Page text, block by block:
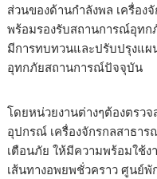
ส่วนของด้านกำลังพล เครื่อง
พร้อมรองรับสถานการณ์อุท
มีการทบทวนและปรับปรุงแ
อุทกภัยสถานการณ์ปัจจุบัน
โดยหน่วยงานต่างๆต้องตรว
อุปกรณ์ เครื่องจักรกลสาธาร
เตือนภัย ให้มีความพร้อมใช้
เส้นทางอพยพชั่วคราว ศูนย์